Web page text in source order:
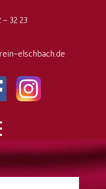
- 32 23
elschbach.de